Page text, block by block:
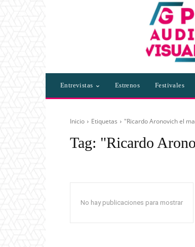
Entrevistas Estrenos Festivales
Inicio Etiquetas "Ricardo Aronovich el
Tag: "Ricardo
No hay publicaciones para mostrar